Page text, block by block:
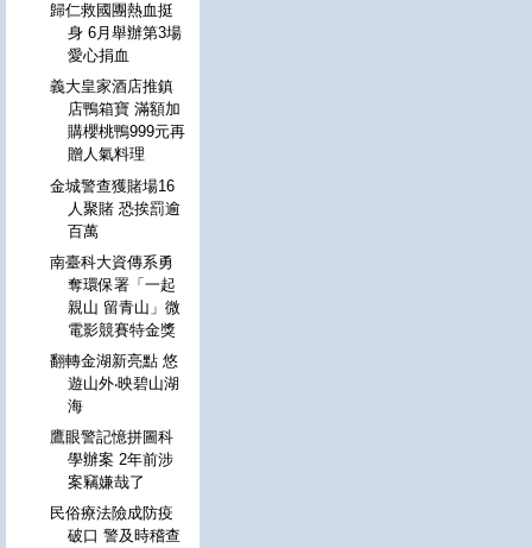
歸仁救國團熱血挺
身 6月舉辦第3場
愛心捐血
義大皇家酒店推鎮
店鴨箱寶 滿額加
購櫻桃鴨999元再
贈人氣料理
金城警查獲賭場16
人聚賭 恐挨罰逾
百萬
南臺科大資傳系勇
奪環保署「一起
親山 留青山」微
電影競賽特金獎
翻轉金湖新亮點 悠
遊山外‧映碧山湖
海
鷹眼警記憶拼圖科
學辦案 2年前涉
案竊嫌哉了
民俗療法險成防疫
破口 警及時稽查